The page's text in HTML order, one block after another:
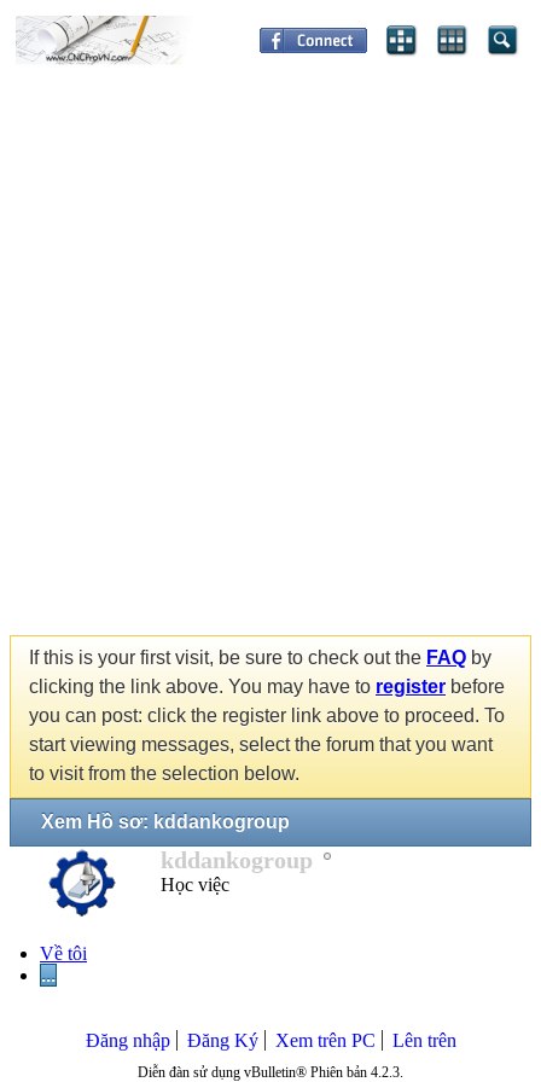
If this is your first visit, be sure to check out the FAQ by
clicking the link above. You may have to register before
you can post: click the register link above to proceed. To
start viewing messages, select the forum that you want
to visit from the selection below.
Xem Hồ sơ: kddankogroup
kddankogroup
Học việc
Về tôi
...
Đăng nhập Đăng Ký Xem trên PC Lên trên
Diễn đàn sử dụng vBulletin® Phiên bản 4.2.3.